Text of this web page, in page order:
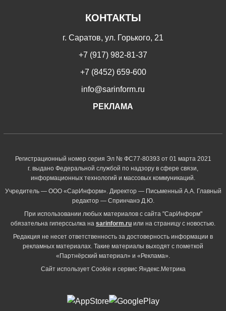
КОНТАКТЫ
г. Саратов, ул. Горького, 21
+7 (917) 982-81-37
+7 (8452) 659-600
info@sarinform.ru
РЕКЛАМА
Регистрационный номер серия Эл № ФС77-80393 от 01 марта 2021
г. выдано Федеральной службой по надзору в сфере связи,
информационных технологий и массовых коммуникаций.
Учредитель — ООО «СарИнформ». Директор — Письменный А.А. Главный
редактор — Спринчанэ Д.Ю.
При использовании любых материалов с сайта "СарИнформ"
обязательна гиперссылка на sarinform.ru или на страницу с новостью.
Редакция не несет ответственность за достоверность информации в
рекламных материалах. Такие материалы выходят с пометкой
«Партнёрский материал» и «Реклама».
Сайт использует Cookie и сервиc Яндекс.Метрика